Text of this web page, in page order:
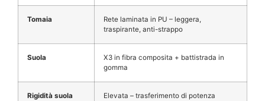
Tomaia
Rete laminata in PU – leggera,
traspirante, anti-strappo
Suola
X3 in fibra composita + battistrada in
gomma
Rigidità suola
Elevata – trasferimento di potenza